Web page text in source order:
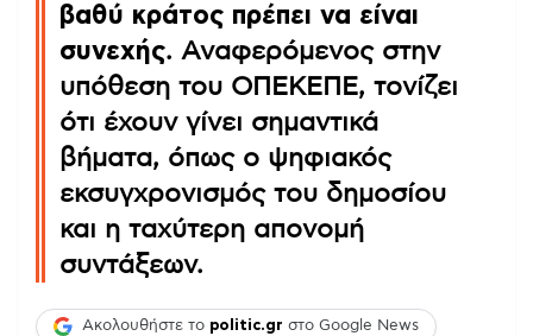
βαθύ κράτος πρέπει να είναι
συνεχής. Αναφερόμενος στην
υπόθεση του ΟΠΕΚΕΠΕ, τονίζει
ότι έχουν γίνει σημαντικά
βήματα, όπως ο ψηφιακός
εκσυγχρονισμός του δημοσίου
και η ταχύτερη απονομή
συντάξεων.
Ακολουθήστε το politic.gr στο Google News